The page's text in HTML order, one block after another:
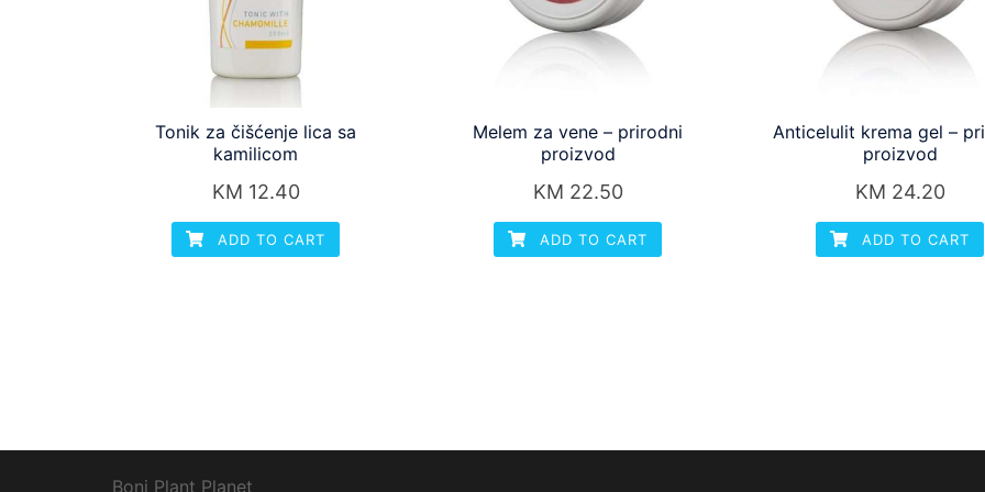
Tonik za čišćenje lica sa
kamilicom
KM 12.40
ADD TO CART
Melem za vene – prirodni
proizvod
KM 22.50
ADD TO CART
Anticelulit krema gel –
proizvod
KM 24.20
ADD TO CART
Boni Plant Planet